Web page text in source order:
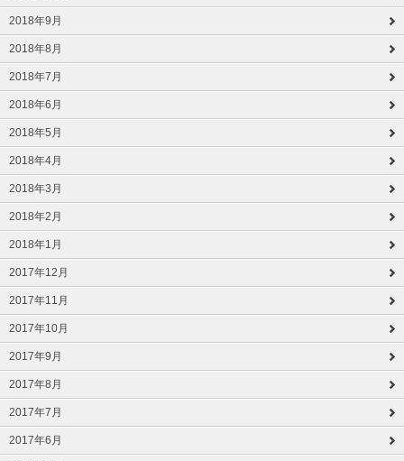
2018年9月
2018年8月
2018年7月
2018年6月
2018年5月
2018年4月
2018年3月
2018年2月
2018年1月
2017年12月
2017年11月
2017年10月
2017年9月
2017年8月
2017年7月
2017年6月